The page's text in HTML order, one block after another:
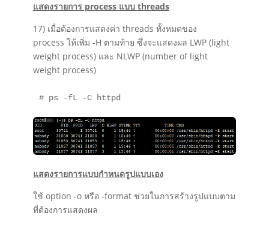
แสดงรายการ process แบบ threads
17) เมื่อต้องการแสดงค่า threads ทั้งหมดของ
process ให้เพิ่ม -H ตามท้าย ซึ่งจะแสดงผล LWP (light
weight process) และ NLWP (number of light
weight process)
# ps -fL -C httpd
แสดงรายการแบบกำหนดรูปแบบเอง
ใช้ option -o หรือ -format ช่วยในการสร้างรูปแบบตาม
ที่ต้องการแสดงผล